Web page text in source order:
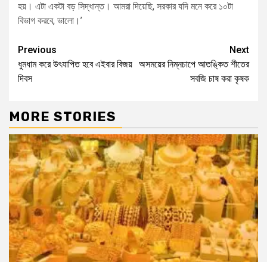
হয়। এটা একটা বড় সিদ্ধান্ত। আমরা দিয়েছি, সরকার যদি মনে করে ১০টা
বিভাগ করবে, ভালো।’
Previous
ধুমধাম করে উৎযাপিত হবে এইবার বিজয়
দিবস
Next
অসময়ের নিম্নচাপে আতঙ্কিত শীতের
সবজি চাষ করা কৃষক
MORE STORIES